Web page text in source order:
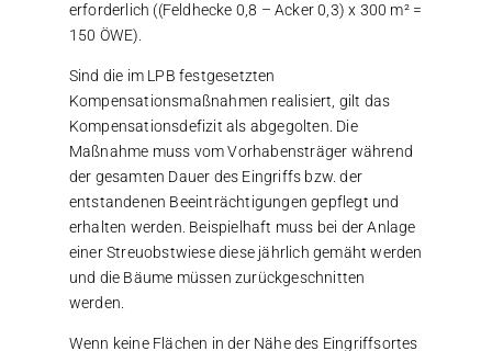
erforderlich ((Feldhecke 0,8 – Acker 0,3) x 300 m² =
150 ÖWE).
Sind die im LPB festgesetzten
Kompensationsmaßnahmen realisiert, gilt das
Kompensationsdefizit als abgegolten. Die
Maßnahme muss vom Vorhabensträger während
der gesamten Dauer des Eingriffs bzw. der
entstandenen Beeinträchtigungen gepflegt und
erhalten werden. Beispielhaft muss bei der Anlage
einer Streuobstwiese diese jährlich gemäht werden
und die Bäume müssen zurückgeschnitten
werden.
Wenn keine Flächen in der Nähe des Eingriffsortes